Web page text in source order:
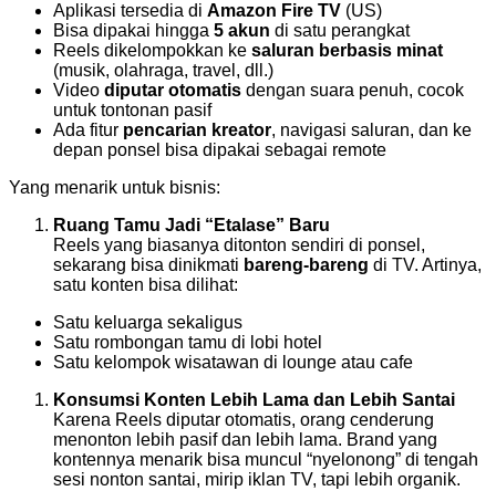
Aplikasi tersedia di Amazon Fire TV (US)
Bisa dipakai hingga 5 akun di satu perangkat
Reels dikelompokkan ke saluran berbasis minat
(musik, olahraga, travel, dll.)
Video diputar otomatis dengan suara penuh, cocok
untuk tontonan pasif
Ada fitur pencarian kreator, navigasi saluran, dan ke
depan ponsel bisa dipakai sebagai remote
Yang menarik untuk bisnis:
Ruang Tamu Jadi “Etalase” Baru
Reels yang biasanya ditonton sendiri di ponsel,
sekarang bisa dinikmati bareng-bareng di TV. Artinya,
satu konten bisa dilihat:
Satu keluarga sekaligus
Satu rombongan tamu di lobi hotel
Satu kelompok wisatawan di lounge atau cafe
Konsumsi Konten Lebih Lama dan Lebih Santai
Karena Reels diputar otomatis, orang cenderung
menonton lebih pasif dan lebih lama. Brand yang
kontennya menarik bisa muncul “nyelonong” di tengah
sesi nonton santai, mirip iklan TV, tapi lebih organik.